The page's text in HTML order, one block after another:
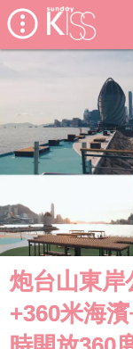
炮台山東岸
+360米海